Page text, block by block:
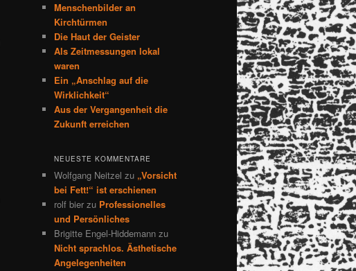
Menschenbilder an
Kirchtürmen
Die Haut der Geister
Als Zeitmessungen lokal
waren
Ein „Anschlag auf die
Wirklichkeit“
Aus der Vergangenheit die
Zukunft erreichen
NEUESTE KOMMENTARE
Wolfgang Neitzel zu „Vorsicht
bei Fett!“ ist erschienen
rolf bier zu Professionelles
und Persönliches
Brigitte Engel-Hiddemann zu
Nicht sprachlos. Ästhetische
Angelegenheiten